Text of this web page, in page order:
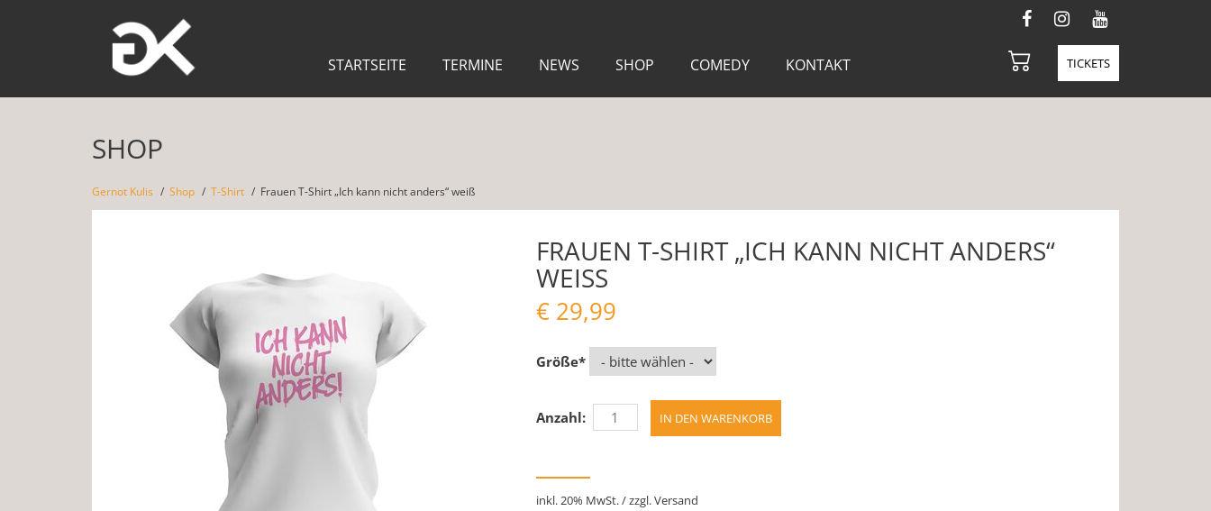
STARTSEITE TERMINE NEWS SHOP COMEDY KONTAKT TICKETS
SHOP
Gernot Kulis Shop T-Shirt Frauen T-Shirt „Ich kann nicht anders“ weiß
FRAUEN T-SHIRT „ICH KANN NICHT ANDERS“
WEISS
€29,99
Größe*
Anzahl:
inkl. 20% MwSt. / zzgl. Versand